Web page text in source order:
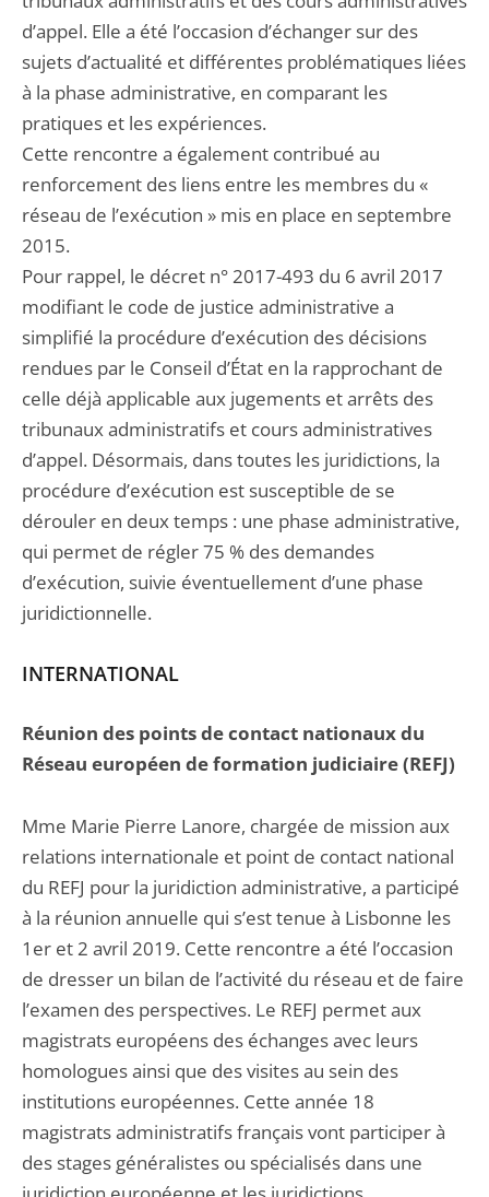
d’appel. Elle a été l’occasion d’échanger sur des
sujets d’actualité et différentes problématiques liées
à la phase administrative, en comparant les
pratiques et les expériences.
Cette rencontre a également contribué au
renforcement des liens entre les membres du «
réseau de l’exécution » mis en place en septembre
2015.
Pour rappel, le décret n° 2017-493 du 6 avril 2017
modifiant le code de justice administrative a
simplifié la procédure d’exécution des décisions
rendues par le Conseil d’État en la rapprochant de
celle déjà applicable aux jugements et arrêts des
tribunaux administratifs et cours administratives
d’appel. Désormais, dans toutes les juridictions, la
procédure d’exécution est susceptible de se
dérouler en deux temps : une phase administrative,
qui permet de régler 75 % des demandes
d’exécution, suivie éventuellement d’une phase
juridictionnelle.
INTERNATIONAL
Réunion des points de contact nationaux du
Réseau européen de formation judiciaire (REFJ)
Mme Marie Pierre Lanore, chargée de mission aux
relations internationale et point de contact national
du REFJ pour la juridiction administrative, a participé
à la réunion annuelle qui s’est tenue à Lisbonne les
1er et 2 avril 2019. Cette rencontre a été l’occasion
de dresser un bilan de l’activité du réseau et de faire
l’examen des perspectives. Le REFJ permet aux
magistrats européens des échanges avec leurs
homologues ainsi que des visites au sein des
institutions européennes. Cette année 18
magistrats administratifs français vont participer à
des stages généralistes ou spécialisés dans une